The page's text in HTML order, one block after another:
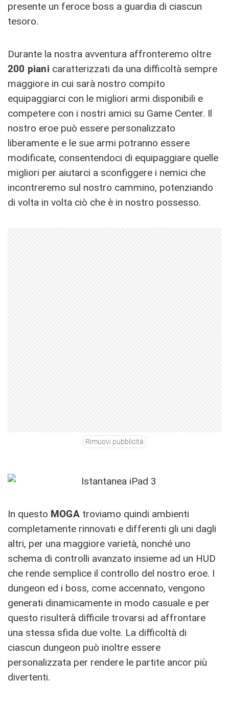
presente un feroce boss a guardia di ciascun
tesoro.
Durante la nostra avventura affronteremo oltre
200 piani caratterizzati da una difficoltà sempre
maggiore in cui sarà nostro compito
equipaggiarci con le migliori armi disponibili e
competere con i nostri amici su Game Center. Il
nostro eroe può essere personalizzato
liberamente e le sue armi potranno essere
modificate, consentendoci di equipaggiare quelle
migliori per aiutarci a sconfiggere i nemici che
incontreremo sul nostro cammino, potenziando
di volta in volta ciò che è in nostro possesso.
Rimuovi pubblicità
In questo MOGAtroviamo quindi ambienti
completamente rinnovati e differenti gli uni dagli
altri, per una maggiore varietà, nonché uno
schema di controlli avanzato insieme ad un HUD
che rende semplice il controllo del nostro eroe. I
dungeon ed i boss, come accennato, vengono
generati dinamicamente in modo casuale e per
questo risulterà difficile trovarsi ad affrontare
una stessa sfida due volte. La difficoltà di
ciascun dungeon può inoltre essere
personalizzata per rendere le partite ancor più
divertenti.